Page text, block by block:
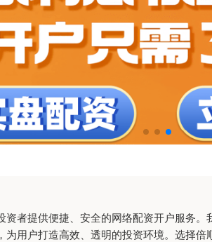
者提供便捷、安全的网络配资开户服务
用户打造高效、透明的投资环境。选择